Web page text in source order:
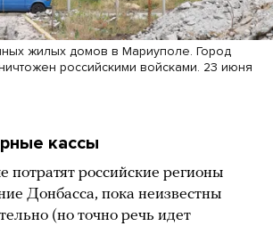
жилых домов в Мариуполе. Город
российскими войсками. 23 июня
кассы
российские регионы
Донбасса, пока неизвестны
(но точно речь идет